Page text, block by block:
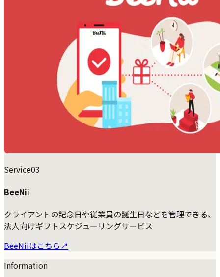
Service03
BeeNii
クライアントの記念日や従業員の誕生日などを管理できる、
法人向けギフトスケジューリングサービス
BeeNiiはこちら↗
Information